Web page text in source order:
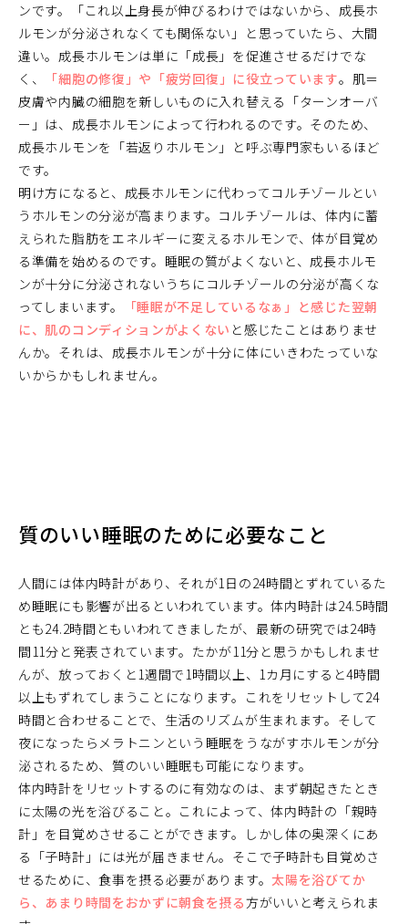
ンです。「これ以上身長が伸びるわけではないから、成長ホ
ルモンが分泌されなくても関係ない」と思っていたら、大間
違い。成長ホルモンは単に「成長」を促進させるだけでな
く、
「細胞の修復」や「疲労回復」に役立っています。肌＝
皮膚や内臓の細胞を新しいものに入れ替える「ターンオーバ
ー」は、成長ホルモンによって行われるのです。そのため、
成長ホルモンを「若返りホルモン」と呼ぶ専門家もいるほど
です。
明け方になると、成長ホルモンに代わってコルチゾールとい
うホルモンの分泌が高まります。コルチゾールは、体内に蓄
えられた脂肪をエネルギーに変えるホルモンで、体が目覚め
る準備を始めるのです。睡眠の質がよくないと、成長ホルモ
ンが十分に分泌されないうちにコルチゾールの分泌が高くな
ってしまいます。
「睡眠が不足しているなぁ」と感じた翌朝
に、肌のコンディションがよくない と感じたことはありませ
んか。それは、成長ホルモンが十分に体にいきわたっていな
いからかもしれません。
質のいい睡眠のために必要なこと
人間には体内時計があり、それが1日の24時間とずれているた
め睡眠にも影響が出るといわれています。体内時計は24.5時間
とも24.2時間ともいわれてきましたが、最新の研究では24時
間11分と発表されています。たかが11分と思うかもしれませ
んが、放っておくと1週間で1時間以上、1カ月にすると4時間
以上もずれてしまうことになります。これをリセットして24
時間と合わせることで、生活のリズムが生まれます。そして
夜になったらメラトニンという睡眠をうながすホルモンが分
泌されるため、質のいい睡眠も可能になります。
体内時計をリセットするのに有効なのは、まず朝起きたとき
に太陽の光を浴びること。これによって、体内時計の「親時
計」を目覚めさせることができます。しかし体の奥深くにあ
る「子時計」には光が届きません。そこで子時計も目覚めさ
せるために、食事を摂る必要があります。太陽を浴びてか
ら、あまり時間をおかずに朝食を摂る方がいいと考えられま